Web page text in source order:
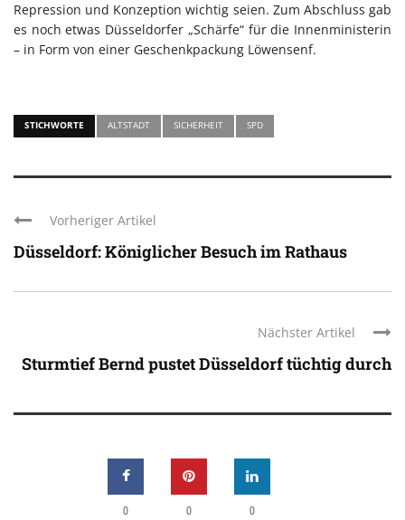
Repression und Konzeption wichtig seien. Zum Abschluss gab
es noch etwas Düsseldorfer „Schärfe“ für die Innenministerin
– in Form von einer Geschenkpackung Löwensenf.
STICHWORTE ALTSTADT SICHERHEIT SPD
Vorheriger Artikel
Düsseldorf: Königlicher Besuch im Rathaus
Nächster Artikel
Sturmtief Bernd pustet Düsseldorf tüchtig durch
0 0 0